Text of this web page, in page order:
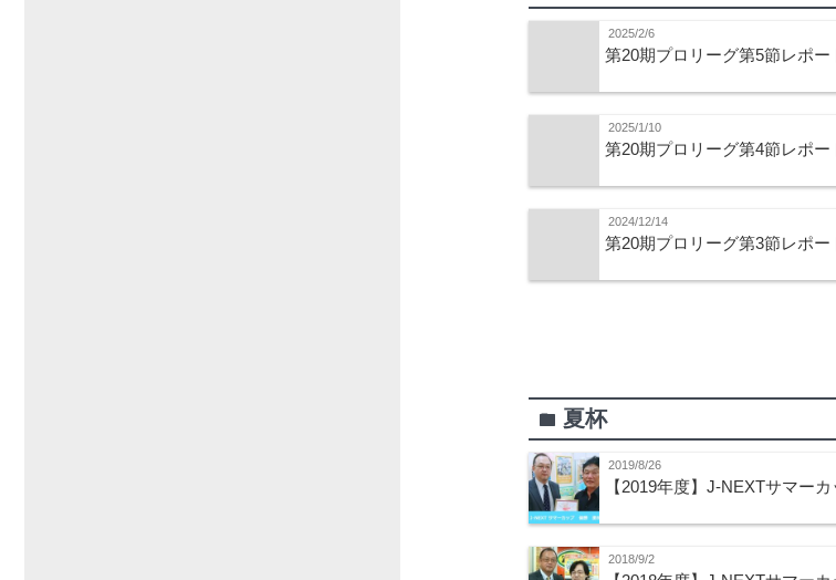
2025/2/6
第20期プロリーグ第5節レポー
2025/1/10
第20期プロリーグ第4節レポー
2024/12/14
第20期プロリーグ第3節レポー
folder 夏杯
2019/8/26
【2019年度】J-NEXTサマー
2018/9/2